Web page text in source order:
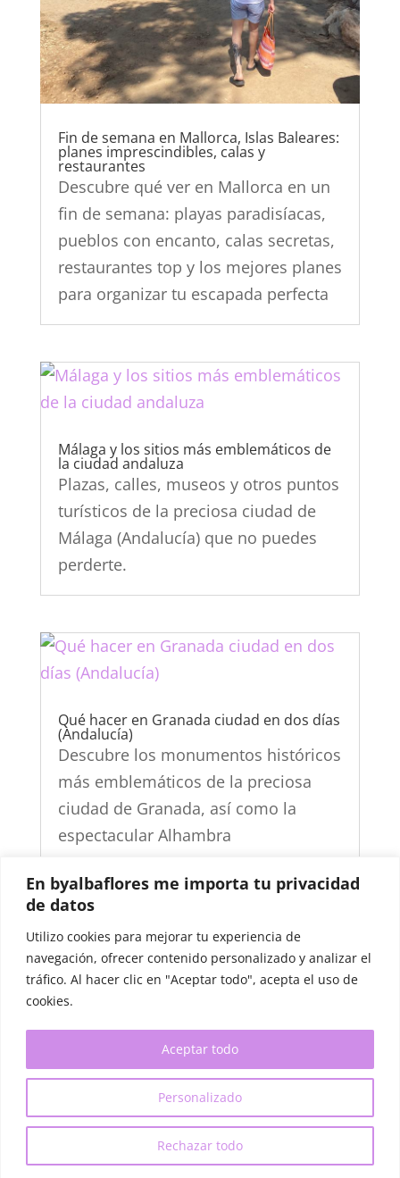
En byalbaflores me importa tu privacidad
de datos
Utilizo cookies para mejorar tu experiencia de
navegación, ofrecer contenido personalizado y analizar el
tráfico. Al hacer clic en "Aceptar todo", acepta el uso de
cookies.
Personalizado
Rechazar todo
Aceptar todo
Fin de semana en Mallorca, Islas Baleares:
planes imprescindibles, calas y
restaurantes
Descubre qué ver en Mallorca en un
fin de semana: playas paradisíacas,
pueblos con encanto, calas secretas,
restaurantes top y los mejores planes
para organizar tu escapada perfecta
Málaga y los sitios más emblemáticos de
la ciudad andaluza
Plazas, calles, museos y otros puntos
turísticos de la preciosa ciudad de
Málaga (Andalucía) que no puedes
perderte.
Qué hacer en Granada ciudad en dos días
(Andalucía)
Descubre los monumentos históricos
más emblemáticos de la preciosa
ciudad de Granada, así como la
espectacular Alhambra
Política de Cookies
Política de Privacidad
By Alba Flores